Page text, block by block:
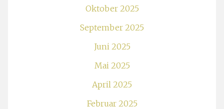
Oktober 2025
September 2025
Juni 2025
Mai 2025
April 2025
Februar 2025